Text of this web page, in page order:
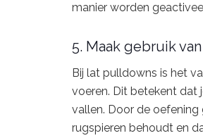
manier worden
5. Maak gebruik
Bij lat pulldowns is het
voeren. Dit betekent dat
vallen. Door de
rugspieren behoudt en